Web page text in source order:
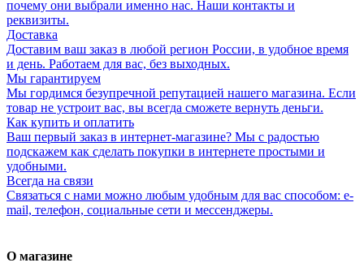
почему они выбрали именно нас. Наши контакты и
реквизиты.
Доставка
Доставим ваш заказ в любой регион России, в удобное время
и день. Работаем для вас, без выходных.
Мы гарантируем
Мы гордимся безупречной репутацией нашего магазина. Если
товар не устроит вас, вы всегда сможете вернуть деньги.
Как купить и оплатить
Ваш первый заказ в интернет-магазине? Мы с радостью
подскажем как сделать покупки в интернете простыми и
удобными.
Всегда на связи
Связаться с нами можно любым удобным для вас способом: e-
mail, телефон, социальные сети и мессенджеры.
О магазине